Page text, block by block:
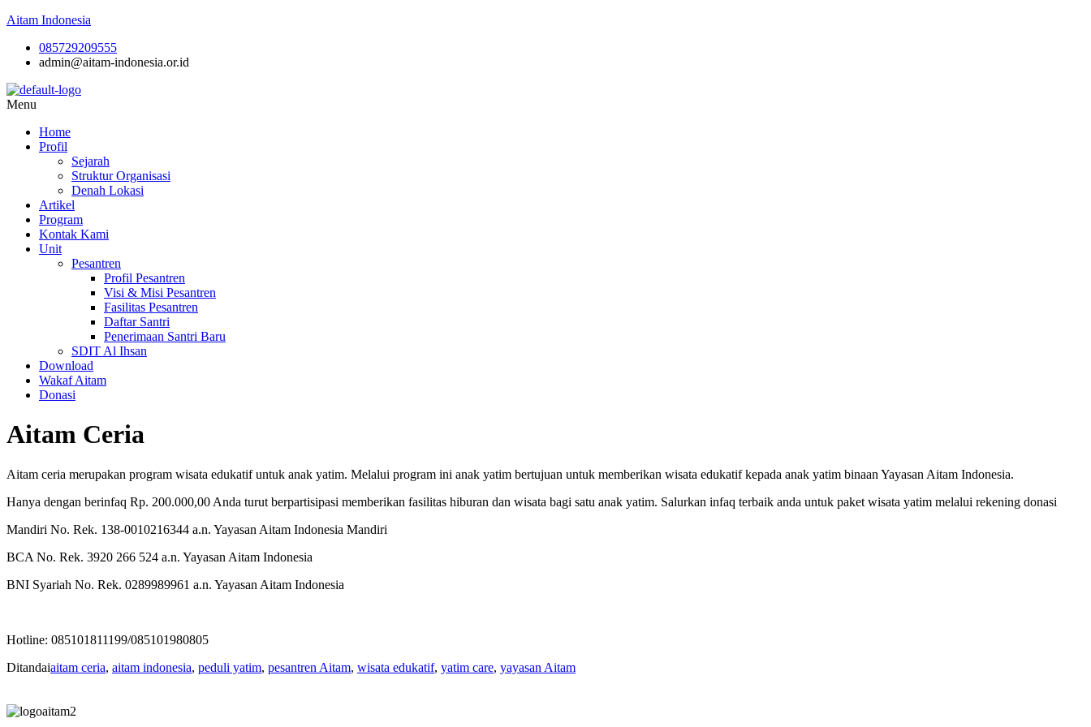
Aitam Indonesia
085729209555
admin@aitam-indonesia.or.id
Menu
Home
Profil
Sejarah
Struktur Organisasi
Denah Lokasi
Artikel
Program
Kontak Kami
Unit
Pesantren
Profil Pesantren
Visi & Misi Pesantren
Fasilitas Pesantren
Daftar Santri
Penerimaan Santri Baru
SDIT Al Ihsan
Download
Wakaf Aitam
Donasi
Aitam Ceria
Aitam ceria merupakan program wisata edukatif untuk anak yatim. Melalui program ini anak yatim bertujuan untuk memberikan wisata edukatif kepada anak yatim binaan Yayasan Aitam Indonesia.
Hanya dengan berinfaq Rp. 200.000,00 Anda turut berpartisipasi memberikan fasilitas hiburan dan wisata bagi satu anak yatim. Salurkan infaq terbaik anda untuk paket wisata yatim melalui rekening donasi
Mandiri No. Rek. 138-0010216344 a.n. Yayasan Aitam Indonesia Mandiri
BCA No. Rek. 3920 266 524 a.n. Yayasan Aitam Indonesia
BNI Syariah No. Rek. 0289989961 a.n. Yayasan Aitam Indonesia
Hotline: 085101811199/085101980805
Ditandaiaitam ceria, aitam indonesia, peduli yatim, pesantren Aitam, wisata edukatif, yatim care, yayasan Aitam